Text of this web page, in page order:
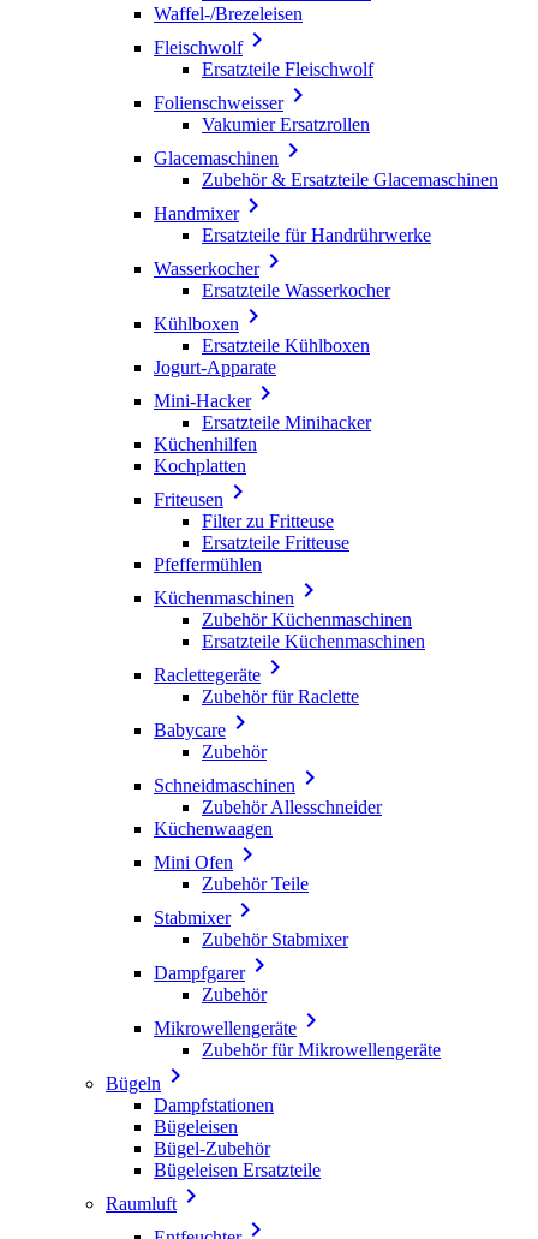
Waffel-/Brezeleisen
Fleischwolf
Ersatzteile Fleischwolf
Folienschweisser
Vakumier Ersatzrollen
Glacemaschinen 
Zubehör & Ersatzteile Glacemaschinen
Handmixer
Ersatzteile für Handrührwerke
Wasserkocher
Ersatzteile Wasserkocher
Kühlboxen 
Ersatzteile Kühlboxen
Jogurt-Apparate
Mini-Hacker
Ersatzteile Minihacker
Küchenhilfen
Kochplatten
Friteusen 
Filter zu Fritteuse
Ersatzteile Fritteuse
Pfeffermühlen
Küchenmaschinen 
Zubehör Küchenmaschinen
Ersatzteile Küchenmaschinen
Raclettegeräte 
Zubehör für Raclette
Babycare 
Zubehör
Schneidmaschinen 
Zubehör Allesschneider
Küchenwaagen
Mini Ofen 
Zubehör Teile
Stabmixer
Zubehör Stabmixer
Dampfgarer
Zubehör
Mikrowellengeräte 
Zubehör für Mikrowellengeräte
Bügeln 
Dampfstationen
Bügeleisen
Bügel-Zubehör
Bügeleisen Ersatzteile
Raumluft 
